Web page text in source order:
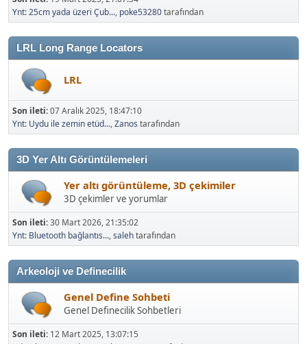
LRL Long Range Locators
Son ileti:07 Aralık 2025, 18:47:10
Ynt: Uydu ile zemin etüd...,Zanostarafından
3D Yer Altı Görüntülemeleri
Yer altı görüntüleme, 3D çekimiler
3D çekimler ve yorumlar
Son ileti:30 Mart 2026, 21:35:02
Ynt: Bluetooth bağlantıs...,salehtarafından
Arkeoloji ve Definecilik
Genel Define Sohbeti
Genel Definecilik Sohbetleri
Son ileti:12 Mart 2025, 13:07:15
Adamlar mumya kaçırmışla...,Zanos